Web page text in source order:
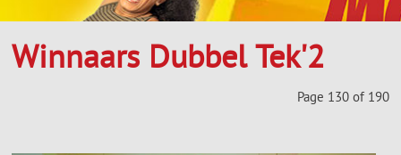
Winnaars Dubbel Tek'2
Page 130 of 190